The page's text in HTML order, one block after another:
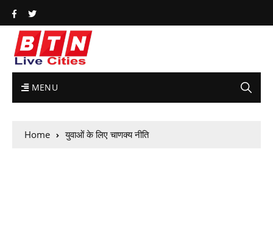
MENU
Home युवाओं के लिए चाणक्य नीति